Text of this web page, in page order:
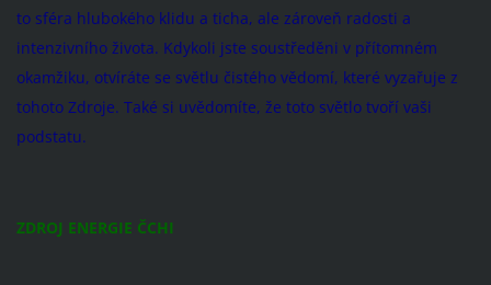
to sféra hlubokého klidu a ticha, ale zároveň radosti a
intenzivního života. Kdykoli jste soustředěni v přítomném
okamžiku, otvíráte se světlu čistého vědomí, které vyzařuje z
tohoto Zdroje. Také si uvědomíte, že toto světlo tvoří vaši
podstatu.
ZDROJ ENERGIE ČCHI